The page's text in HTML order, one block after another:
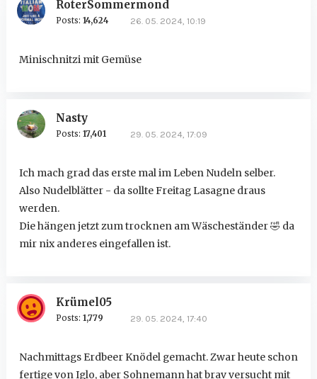
RoterSommermond
Posts: 14,624 26. 05. 2024, 10:19
Minischnitzi mit Gemüse
Nasty
Posts: 17,401 29. 05. 2024, 17:09
Ich mach grad das erste mal im Leben Nudeln selber.
Also Nudelblätter - da sollte Freitag Lasagne draus
werden.
Die hängen jetzt zum trocknen am Wäscheständer🤣 da
mir nix anderes eingefallen ist.
Krümel05
Posts: 1,779 29. 05. 2024, 17:40
Nachmittags Erdbeer Knödel gemacht. Zwar heute schon
fertige von Iglo, aber Sohnemann hat brav versucht mit